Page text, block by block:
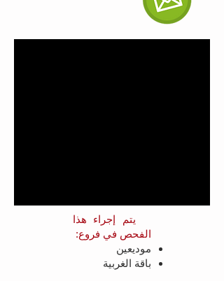
يتم إجراء هذا
الفحص في فروع:
موديعين
باقة الغربية